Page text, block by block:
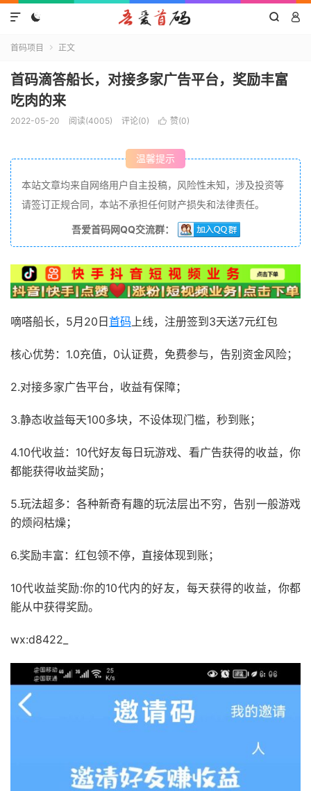
  

首码项目  正文
首码滴答船长，对接多家广告平台，奖励丰富
吃肉的来
2022-05-20 阅读(4005) 评论(0)  赞(0)
温馨提示
本站文章均来自网络用户自主投稿，风险性未知，涉及投资等
请签订正规合同，本站不承担任何财产损失和法律责任。
吾爱首码网QQ交流群：
嘀嗒船长，5月20日 首码上线，注册签到3天送7元红包
核心优势：1.0充值，0认证费，免费参与，告别资金风险；
2.对接多家广告平台，收益有保障；
3.静态收益每天100多块，不设体现门槛，秒到账；
4.10代收益：10代好友每日玩游戏、看广告获得的收益，你
都能获得收益奖励；
5.玩法超多：各种新奇有趣的玩法层出不穷，告别一般游戏
的烦闷枯燥；
6.奖励丰富：红包领不停，直接体现到账；
10代收益奖励:你的10代内的好友，每天获得的收益，你都
能从中获得奖励。
wx:d8422_